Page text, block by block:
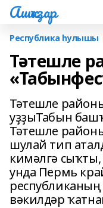
Ашҡаҙар
Республика һулышы
Тәтешле
Тәтешле
уҙҙыТабын
Тәтешле
шулай тип
кимәлгә
унда Пермь
вәкилдәр